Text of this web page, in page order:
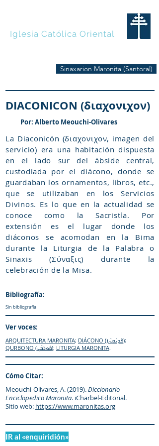
Iglesia Católica Oriental
Sinaxarion Maronita (Santoral)
DIACONICON (διαχονιχον)
Por: Alberto Meouchi-Olivares
La Diaconicón (διαχονιχον, imagen del
servicio) era una habitación dispuesta
en el lado sur del ábside central,
custodiada por el diácono, donde se
guardaban los ornamentos, libros, etc.,
que se utilizaban en los Servicios
Divinos. Es lo que en la actualidad se
conoce como la Sacristía. Por
extensión es el lugar donde los
diáconos se acomodan en la Bima
durante la Liturgia de la Palabra o
Sinaxis (Σύναξις) durante la
celebración de la Misa.
Bibliografía:
Sin bibliografía
Ver voces:
ARQUITECTURA MARONITA; DIÁCONO (ܦܰܕܝܰܩܢܳܐ);
QURBONO (ܩܽܘܪܒܳܢ); LITURGIA MARONITA.
Cómo Citar:
Meouchi-Olivares, A. (2019).Diccionario
Enciclopedico Maronita. iCharbel-Editorial.
Sitio web: https://www.maronitas.org
IR al «enquiridión»